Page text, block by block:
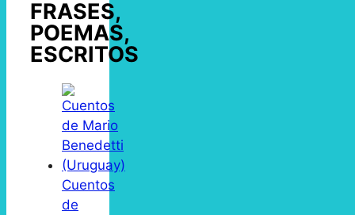
FRASES,
POEMAS,
ESCRITOS
Cuentos
de